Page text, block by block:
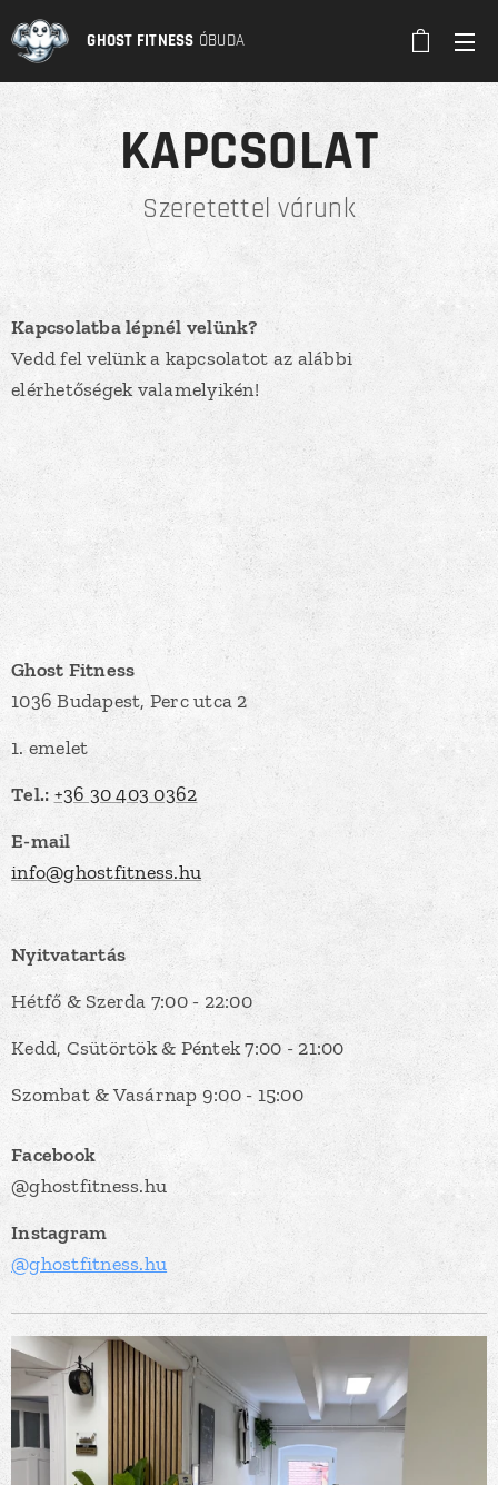
GHOST FITNESS ÓBUDA
KAPCSOLAT
Szeretettel várunk
Kapcsolatba lépnél velünk?
Vedd fel velünk a kapcsolatot az alábbi
elérhetőségek valamelyikén!
Ghost Fitness
1036 Budapest, Perc utca 2
1. emelet
Tel.: +36 30 403 0362
E-mail
info@ghostfitness.hu
Nyitvatartás
Hétfő & Szerda 7:00 - 22:00
Kedd, Csütörtök & Péntek 7:00 - 21:00
Szombat & Vasárnap 9:00 - 15:00
Facebook
@ghostfitness.hu
Instagram
@ghostfitness.hu